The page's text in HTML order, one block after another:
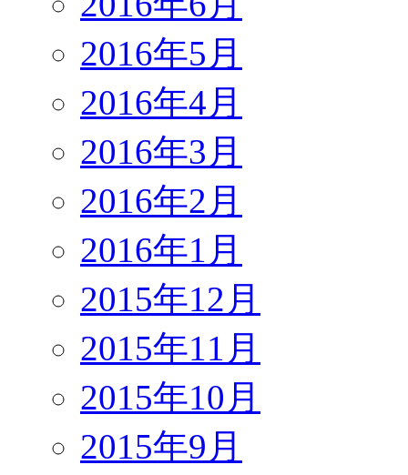
2016年5月
2016年4月
2016年3月
2016年2月
2016年1月
2015年12月
2015年11月
2015年10月
2015年9月